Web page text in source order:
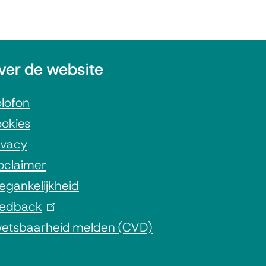
de website
l
melden (CVD)